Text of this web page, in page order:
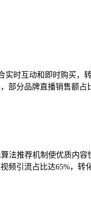
时互动和即时购买，
分品牌直播销售额占
法推荐机制使优质内容
引流占比达65%，转化